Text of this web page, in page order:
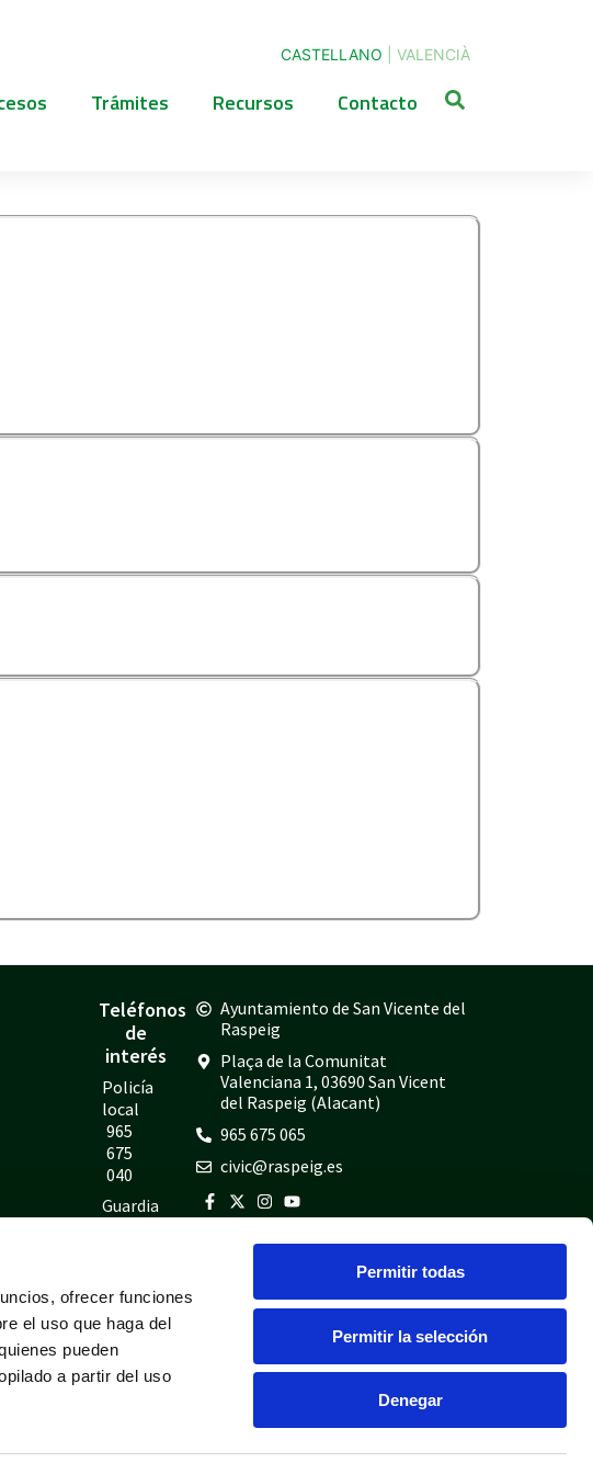
ofrecer funciones
el uso que haga del
pueden
a partir del uso
Permitir todas
Permitir la selección
Denegar
CASTELLANO VALENCIÀ
Trámites Recursos Contacto
Teléfonos
de
interés
Policía
local
965
675
040
Guardia
814
Bomberos
675
Ayuntamiento de San Vicente del
Raspeig
Plaça de la Comunitat
Valenciana 1, 03690 San Vicent
del Raspeig (Alacant)
965 675 065
civic@raspeig.es